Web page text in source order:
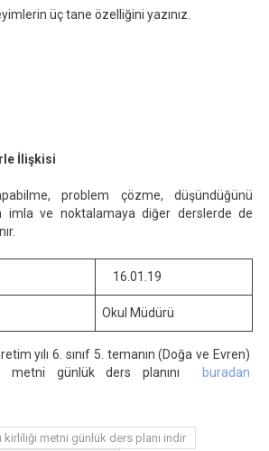
üç tane özelliğini yazınız.
İlişkisi
problem çözme, düşündüğünü
imla ve noktalamaya diğer derslerde de
16.01.19
Okul Müdürü
yılı 6. sınıf 5. temanın (Doğa ve Evren)
metni günlük ders planını
buradan
kirliliği metni günlük ders planı indir